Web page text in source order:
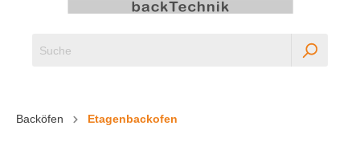
Backöfen Etagenbackofen